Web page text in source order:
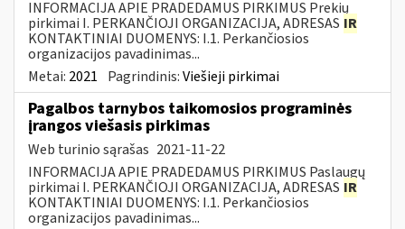
INFORMACIJA APIE PRADEDAMUS PIRKIMUS Prekių
pirkimai I. PERKANČIOJI ORGANIZACIJA, ADRESAS IR
KONTAKTINIAI DUOMENYS: I.1. Perkančiosios
organizacijos pavadinimas...
Metai: 2021 Pagrindinis:Viešieji pirkimai
Pagalbos tarnybos taikomosios programinės
įrangos viešasis pirkimas
Web turinio sąrašas 2021-11-22
INFORMACIJA APIE PRADEDAMUS PIRKIMUS Paslaugų
pirkimai I. PERKANČIOJI ORGANIZACIJA, ADRESAS IR
KONTAKTINIAI DUOMENYS: I.1. Perkančiosios
organizacijos pavadinimas...